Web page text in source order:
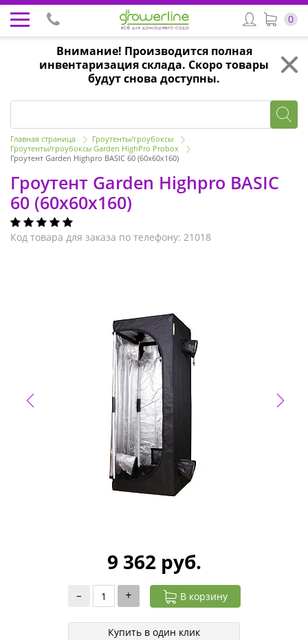
Внимание! Производится полная
инвентаризация склада. Скоро товары
будут снова доступны.
0
Главная страница
Гроутенты/гроубоксы
Гроутенты/гроубоксы Garden HighPro Probox
Гроутент Garden Highpro BASIC 60 (60x60x160)
Гроутент Garden Highpro BASIC
60 (60x60x160)
Код товара для заказа по телефону: 21018
9 362 руб.
– + В корзину
Купить в один клик